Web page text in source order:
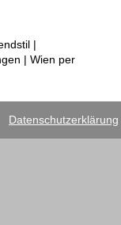
|
| Wien per
Datenschutzerklärung